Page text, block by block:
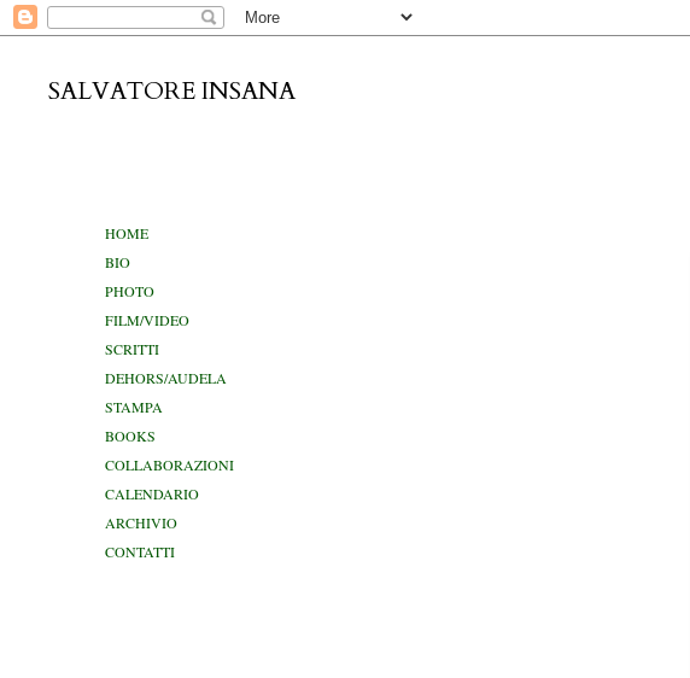
SALVATORE INSANA
HOME
BIO
PHOTO
FILM/VIDEO
SCRITTI
DEHORS/AUDELA
STAMPA
BOOKS
COLLABORAZIONI
CALENDARIO
ARCHIVIO
CONTATTI